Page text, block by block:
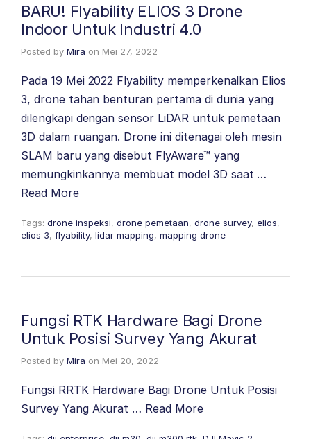
BARU! Flyability ELIOS 3 Drone
Indoor Untuk Industri 4.0
Posted by Mira on Mei 27, 2022
Pada 19 Mei 2022 Flyability memperkenalkan Elios
3, drone tahan benturan pertama di dunia yang
dilengkapi dengan sensor LiDAR untuk pemetaan
3D dalam ruangan. Drone ini ditenagai oleh mesin
SLAM baru yang disebut FlyAware™ yang
memungkinkannya membuat model 3D saat …
Read More
Tags: drone inspeksi, drone pemetaan, drone survey, elios,
elios 3, flyability, lidar mapping, mapping drone
Fungsi RTK Hardware Bagi Drone
Untuk Posisi Survey Yang Akurat
Posted by Mira on Mei 20, 2022
Fungsi RRTK Hardware Bagi Drone Untuk Posisi
Survey Yang Akurat … Read More